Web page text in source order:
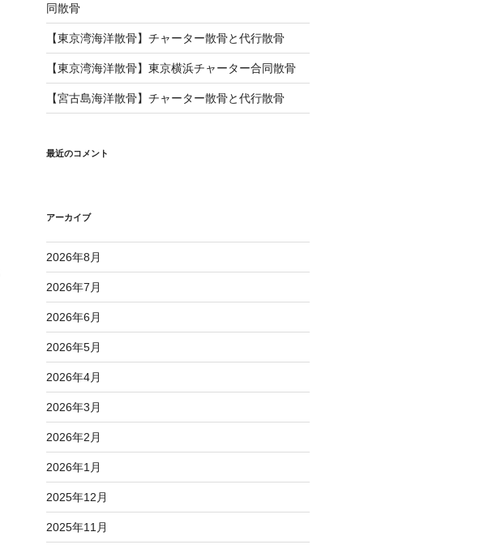
同散骨
【東京湾海洋散骨】チャーター散骨と代行散骨
【東京湾海洋散骨】東京横浜チャーター合同散骨
【宮古島海洋散骨】チャーター散骨と代行散骨
最近のコメント
アーカイブ
2026年8月
2026年7月
2026年6月
2026年5月
2026年4月
2026年3月
2026年2月
2026年1月
2025年12月
2025年11月